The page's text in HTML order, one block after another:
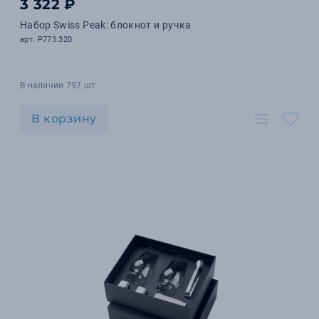
3 322 ₽
Набор Swiss Peak: блокнот и ручка
арт. P773.320
В наличии 797 шт.
В корзину